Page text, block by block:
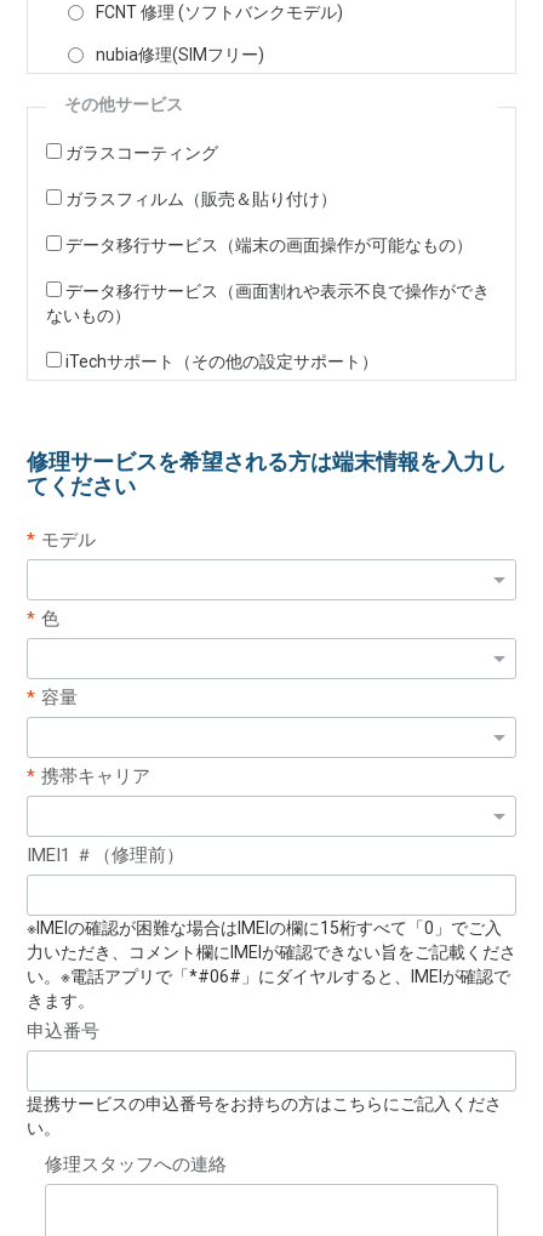
FCNT 修理 (ソフトバンクモデル)
nubia修理(SIMフリー)
その他サービス
ガラスコーティング
ガラスフィルム（販売＆貼り付け）
データ移行サービス（端末の画面操作が可能なもの）
データ移行サービス（画面割れや表示不良で操作ができ
ないもの）
iTechサポート（その他の設定サポート）
修理サービスを希望される方は端末情報を入力し
てください
モデル
色
容量
携帯キャリア
IMEI1 ＃（修理前）
※IMEIの確認が困難な場合はIMEIの欄に15桁すべて「0」でご入
力いただき、コメント欄にIMEIが確認できない旨をご記載くださ
い。※電話アプリで「*#06#」にダイヤルすると、IMEIが確認で
きます。
申込番号
提携サービスの申込番号をお持ちの方はこちらにご記入くださ
い。
修理スタッフへの連絡